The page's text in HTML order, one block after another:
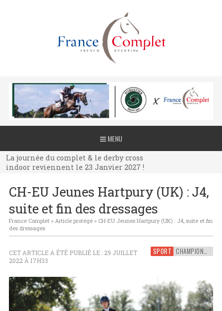
MENU
La journée du complet & le derby cross
indoor reviennent le 23 Janvier 2027 !
La journée du complet & le derby cross
indoor reviennent le 23 Janvier 2027 !
indoor reviennent le 23 Janvier 2027 !
CH-EU Jeunes Hartpury (UK) : J4,
suite et fin des dressages
France Complet» Article protégé» CH-EU Jeunes Hartpury (UK) : J4, suite et fin
des dressages
SPORT CHAMPIONNATS D'EUROPE JEUNES
CET ARTICLE A ÉTÉ PUBLIÉ LE : 29 JUILLET
2022 À 17H33